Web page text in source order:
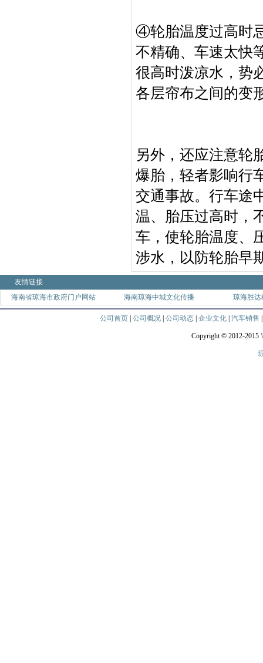
④轮胎温度过高时
不精确、车速太快
很高时泼凉水，势
各层帘布之间的变
另外，还应注意轮
爆胎，轻者影响行
交通事故。行车途
温、胎压过高时，
车，使轮胎温度、
涉水，以防轮胎早
友情链接
海南省琼海市政府门户网站
海南琼海中城文化传播 琼海胜达
公司首页| 公司概况| 公司动态| 企业文化| 汽车销售
Copyright © 2012-2015